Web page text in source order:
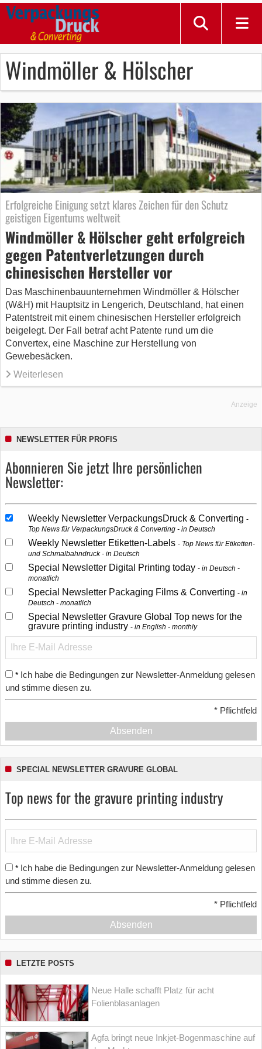
Windmöller & Hölscher
Erfolgreiche Einigung setzt klares Zeichen für den Schutz
geistigen Eigentums weltweit
Windmöller & Hölscher geht erfolgreich
gegen Patentverletzungen durch
chinesischen Hersteller vor
Das Maschinenbauunternehmen Windmöller & Hölscher
(W&H) mit Hauptsitz in Lengerich, Deutschland, hat einen
Patentstreit mit einem chinesischen Hersteller erfolgreich
beigelegt. Der Fall betraf acht Patente rund um die
Convertex, eine Maschine zur Herstellung von
Gewebesäcken.
Weiterlesen
Anzeige
NEWSLETTER FÜR PROFIS
Abonnieren Sie jetzt Ihre persönlichen
Newsletter:
Weekly Newsletter VerpackungsDruck & Converting
Top News für VerpackungsDruck & Converting - in Deutsch
Weekly Newsletter Etiketten-Labels
Top News für Etiketten-
und Schmalbahndruck - in Deutsch
Special Newsletter Digital Printing today
in Deutsch -
monatlich
Special Newsletter Packaging Films & Converting
in
Deutsch - monatlich
Special Newsletter Gravure Global Top news for the
gravure printing industry
in English - monthly
* Ich habe die Bedingungen zur Newsletter-Anmeldung gelesen
und stimme diesen zu.
* Pflichtfeld
Absenden
SPECIAL NEWSLETTER GRAVURE GLOBAL
Top news for the gravure printing industry
* Ich habe die Bedingungen zur Newsletter-Anmeldung gelesen
und stimme diesen zu.
* Pflichtfeld
Absenden
LETZTE POSTS
Neue Halle schafft Platz für acht
Folienblasanlagen
Agfa bringt neue Inkjet-Bogenmaschine auf